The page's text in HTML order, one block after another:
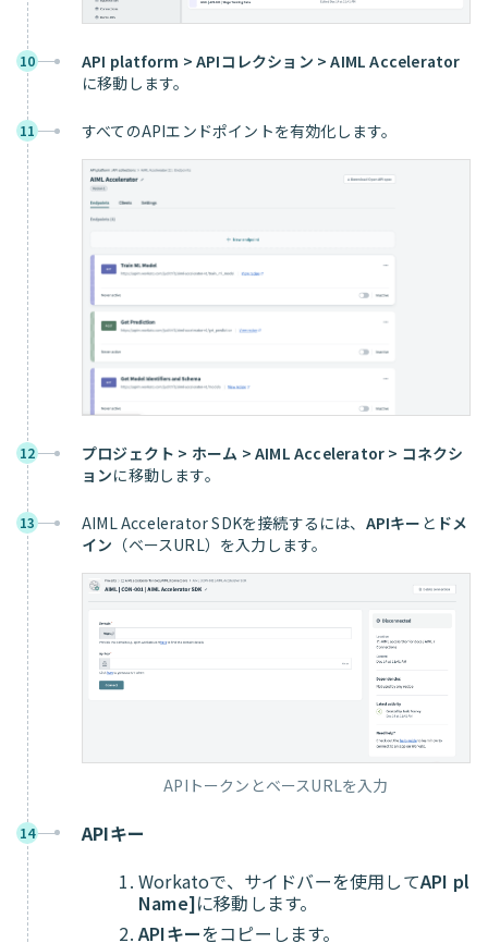
10
API platform > APIコレクション > AIML Accelerator
に移動します。
11 すべてのAPIエンドポイントを有効化します。
12
プロジェクト > ホーム > AIML Accelerator > コネクシ
ョンに移動します。
13 AIML Accelerator SDKを接続するには、 APIキー と ドメ
イン （ベースURL）を入力します。
APIトークンとベースURLを入力
14
APIキー
Workatoで、サイドバーを使用してAPI
Name]に移動します。
APIキーをコピーします。